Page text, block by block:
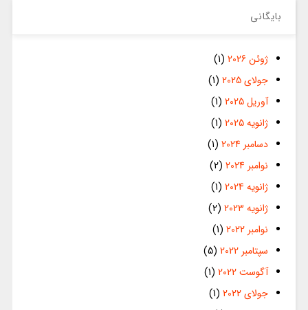
بایگانی
ژوئن 2026
(1)
جولای 2025
(1)
آوریل 2025
(1)
ژانویه 2025
(1)
دسامبر 2024
(1)
نوامبر 2024
(2)
ژانویه 2024
(1)
ژانویه 2023
(2)
نوامبر 2022
(1)
سپتامبر 2022
(5)
آگوست 2022
(1)
جولای 2022
(1)